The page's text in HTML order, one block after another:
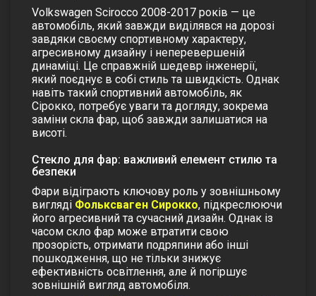
Volkswagen Scirocco 2008-2017 років — це
автомобіль, який завжди виділявся на дорозі
завдяки своєму спортивному характеру,
агресивному дизайну і неперевершеній
динаміці. Це справжній шедевр інженерії,
який поєднує в собі стиль та швидкість. Однак
навіть такий спортивний автомобіль, як
Сірокко, потребує уваги та догляду, зокрема
заміни скла фар, щоб завжди залишатися на
висоті.
Стекло для фар: важливий елемент стилю та
безпеки
Фари відіграють ключову роль у зовнішньому
вигляді Фольксваген Сирокко, підкреслюючи
його агресивний та сучасний дизайн. Однак із
часом скло фар може втратити свою
прозорість, отримати подряпини або інші
пошкодження, що не тільки знижує
ефективність освітлення, але й погіршує
зовнішній вигляд автомобіля.